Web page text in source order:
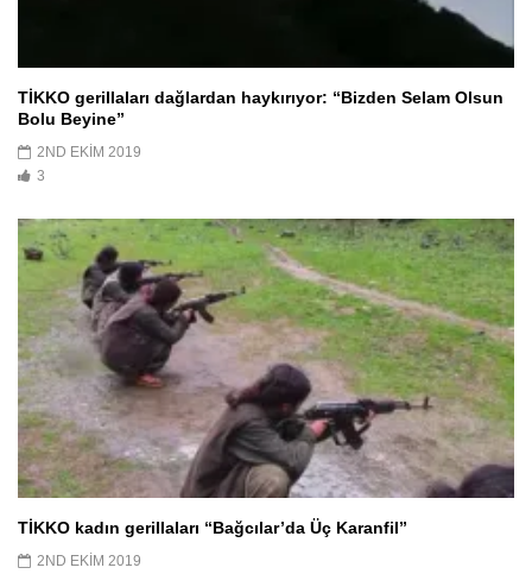
TİKKO gerillaları dağlardan haykırıyor: “Bizden Selam Olsun
Bolu Beyine”
2ND EKIM 2019
3
TİKKO kadın gerillaları “Bağcılar’da Üç Karanfil”
2ND EKIM 2019